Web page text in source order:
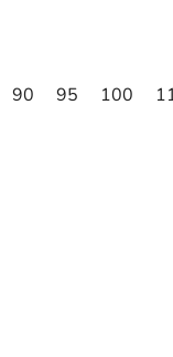
90 95 100